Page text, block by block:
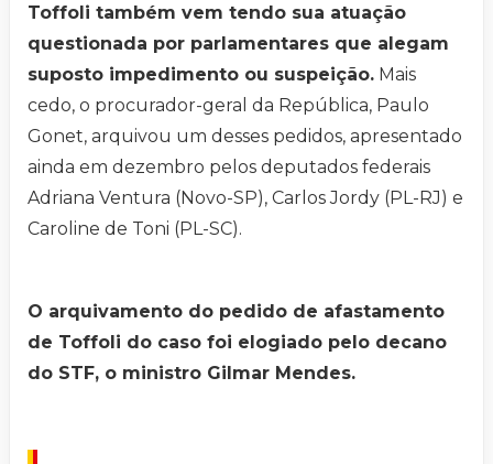
Toffoli também vem tendo sua atuação
questionada por parlamentares que alegam
suposto impedimento ou suspeição. Mais
cedo, o procurador-geral da República, Paulo
Gonet, arquivou um desses pedidos, apresentado
ainda em dezembro pelos deputados federais
Adriana Ventura (Novo-SP), Carlos Jordy (PL-RJ) e
Caroline de Toni (PL-SC).
O arquivamento do pedido de afastamento
de Toffoli do caso foi elogiado pelo decano
do STF, o ministro Gilmar Mendes.